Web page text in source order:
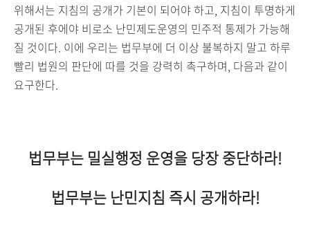
위해서는 지침의 공개가 기본이 되어야 하고, 지침이 투명하게
공개된 후에야 비로소 난민제도운영의 민주적 통제가 가능해
질 것이다. 이에 우리는 법무부에 더 이상 불복하지 말고 하루
빨리 법원의 판단에 따를 것을 강력히 촉구하며, 다음과 같이
요구한다.
법무부는 밀실행정 운영을 당장 중단하라!
법무부는 난민지침 즉시 공개하라!